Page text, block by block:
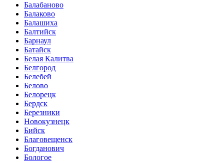
Балабаново
Балаково
Балашиха
Балтийск
Барнаул
Батайск
Белая Калитва
Белгород
Белебей
Белово
Белорецк
Бердск
Березники
Новокузнецк
Бийск
Благовещенск
Богданович
Бологое